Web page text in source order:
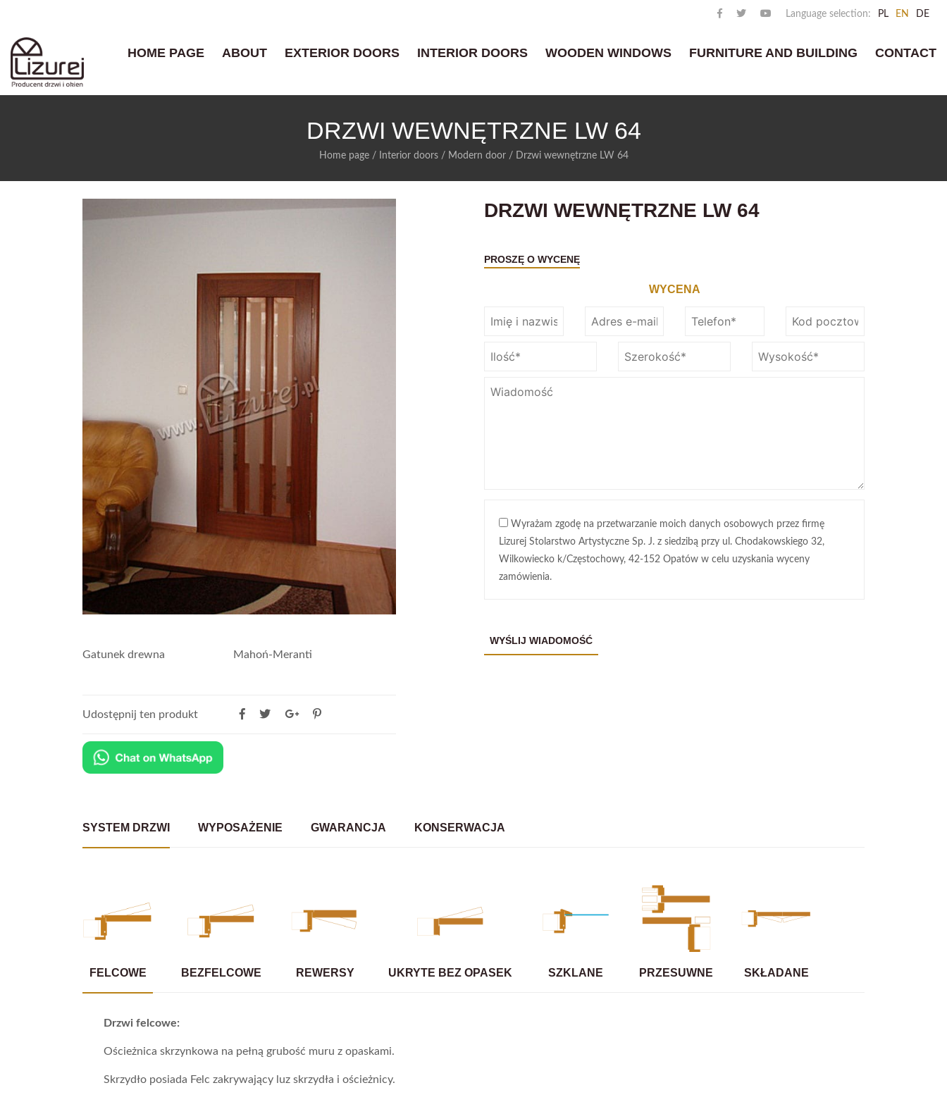
Language selection: PL EN DE
HOME PAGE ABOUT EXTERIOR DOORS INTERIOR DOORS WOODEN WINDOWS FURNITURE AND BUILDING CONTACT
DRZWI WEWNĘTRZNE LW 64
Home page/ Interior doors/ Modern door/ Drzwi wewnętrzne LW 64
Gatunek drewna Mahoń-Meranti
Udostępnij ten produkt
DRZWI WEWNĘTRZNE LW 64
PROSZĘ O WYCENĘ
WYCENA
Wyrażam zgodę na przetwarzanie moich danych osobowych przez firmę
Lizurej Stolarstwo Artystyczne Sp. J. z siedzibą przy ul. Chodakowskiego 32,
Wilkowiecko k/Częstochowy, 42-152 Opatów w celu uzyskania wyceny
zamówienia.
SYSTEM DRZWI WYPOSAŻENIE GWARANCJA KONSERWACJA
FELCOWE BEZFELCOWE REWERSY UKRYTE BEZ OPASEK SZKLANE PRZESUWNE SKŁADANE
Drzwi felcowe:
Ościeżnica skrzynkowa na pełną grubość muru z opaskami.
Skrzydło posiada Felc zakrywający luz skrzydła i ościeżnicy.